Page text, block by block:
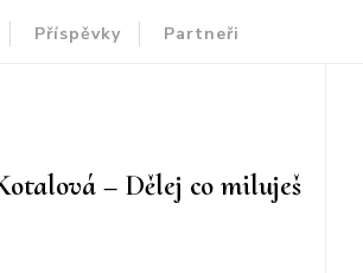
Příspěvky Partneři
– Dělej co miluješ